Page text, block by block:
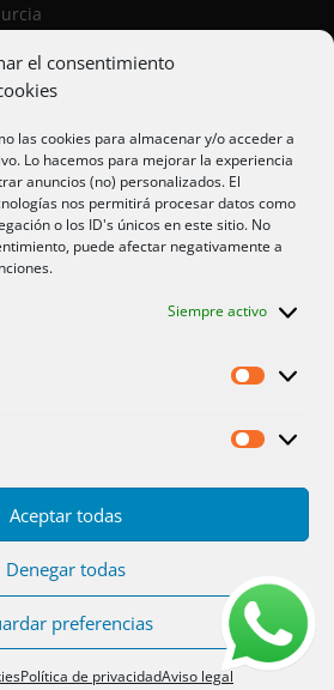
el consentimiento
las cookies para almacenar y/o acceder a
Lo hacemos para mejorar la experiencia
anuncios (no) personalizados. El
nos permitirá procesar datos como
o los ID's únicos en este sitio. No
puede afectar negativamente a
Siempre activo
Aceptar todas
Denegar todas
preferencias
Política de privacidadAviso legal
Alicante
Murcia
San Juan
Fotos
Ofertas 2025/26 Contacto
HostingDonCloud|Floridia
Soluciones